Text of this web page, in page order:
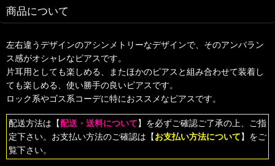
商品について
左右違うデザインのアシンメトリーなデザインで、そのアンバラン
ス感がオシャレなピアスです。
片耳用としても楽しめる、またほかのピアスと組み合わせて装着し
ても楽しめる、使い勝手の良いピアスです。
ロック系やゴス系コーデに特におススメなピアスです。
配送方法は【配送・送料について】を必ずご確認ご了承の上、ご指
定下さい。お支払い方法のご確認は【お支払い方法について】をご
覧下さい。